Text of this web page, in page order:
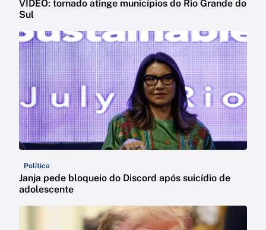
VÍDEO: tornado atinge municípios do Rio Grande do
Sul
Política
Janja pede bloqueio do Discord após suicídio de
adolescente